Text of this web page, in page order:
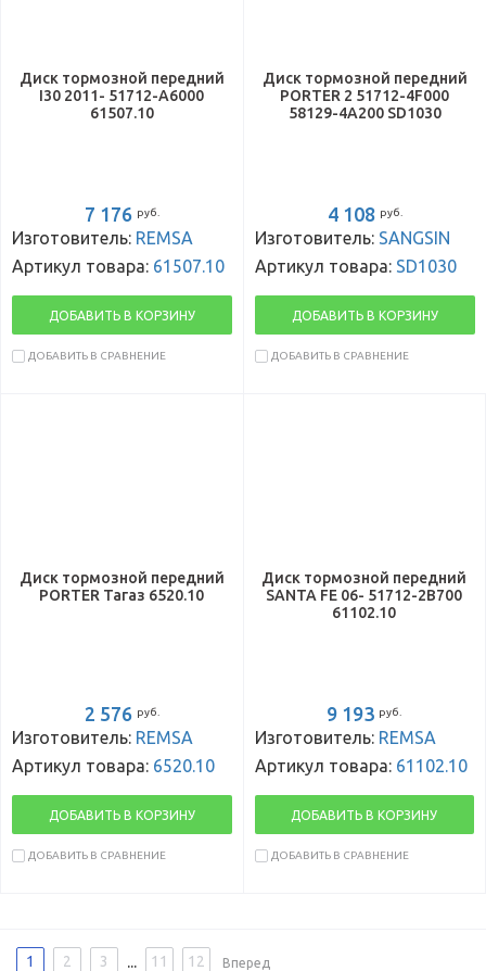
Диск тормозной передний
I30 2011- 51712-A6000
61507.10
7 176 руб.
Изготовитель: REMSA
Артикул товара: 61507.10
ДОБАВИТЬ В КОРЗИНУ
ДОБАВИТЬ В СРАВНЕНИЕ
Диск тормозной передний
PORTER 2 51712-4F000
58129-4A200 SD1030
4 108 руб.
Изготовитель: SANGSIN
Артикул товара: SD1030
ДОБАВИТЬ В КОРЗИНУ
ДОБАВИТЬ В СРАВНЕНИЕ
Диск тормозной передний
PORTER Тагаз 6520.10
2 576 руб.
Изготовитель: REMSA
Артикул товара: 6520.10
ДОБАВИТЬ В КОРЗИНУ
ДОБАВИТЬ В СРАВНЕНИЕ
Диск тормозной передний
SANTA FE 06- 51712-2B700
61102.10
9 193 руб.
Изготовитель: REMSA
Артикул товара: 61102.10
ДОБАВИТЬ В КОРЗИНУ
ДОБАВИТЬ В СРАВНЕНИЕ
1 2 3 ... 11 12 Вперед